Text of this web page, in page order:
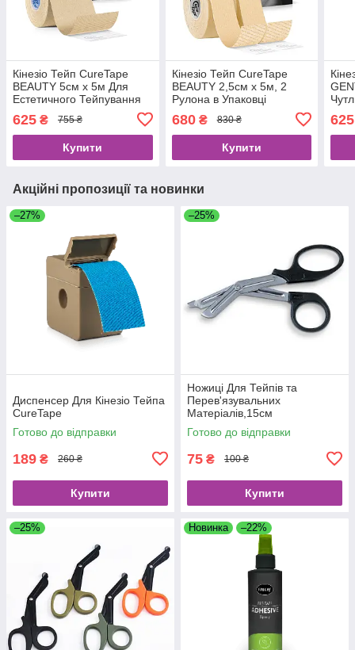
Кінезіо Тейп CureTape
BEAUTY 5см х 5м Для
Естетичного Тейпування
625 ₴ 755 ₴
Купити
Кінезіо Тейп CureTape
BEAUTY 2,5см х 5м, 2
Рулона в Упаковці
(КюрТейп Б'юті) Естетичне
Тейпування
680₴ 830 ₴
Купити
625
Акційні пропозиції та новинки
–27%
Диспенсер Для Кінезіо Тейпа
CureTape
Готово до відправки
189 ₴ 260 ₴
Купити
–25%
Ножиці Для Тейпів та
Перев'язувальних
Матеріалів,15см
Готово до відправки
75 ₴ 100 ₴
Купити
–25% Новинка –22%